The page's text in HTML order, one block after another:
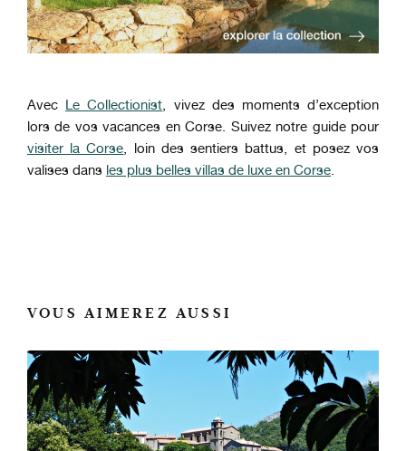
Avec Le Collectionist, vivez des moments d’exception
lors de vos vacances en Corse. Suivez notre guide pour
visiter la Corse, loin des sentiers battus, et posez vos
valises dans les plus belles villas de luxe en Corse.
VOUS AIMEREZ AUSSI